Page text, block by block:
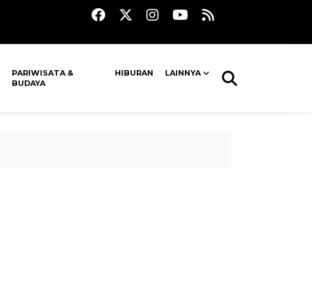
PARIWISATA &
BUDAYA
HIBURAN LAINNYA